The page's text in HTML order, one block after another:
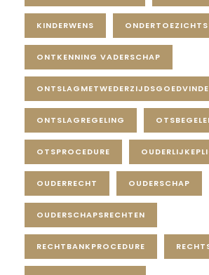
KINDERWENS
ONTKENNING VADERSCHAP
ONTSLAGREGELING
OTSPROCEDURE
OUDERRECHT OUDERSCHAP
OUDERSCHAPSRECHTEN
RECHTBANKPROCEDURE